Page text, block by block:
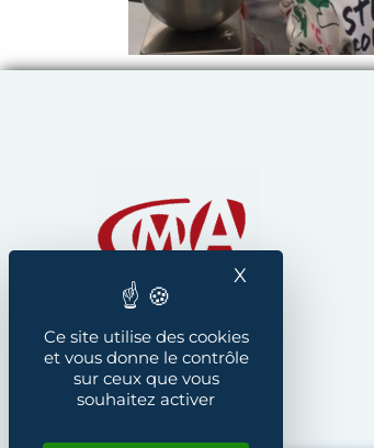
Ce site utilise des cookies
et vous donne le contrôle
sur ceux que vous
souhaitez activer
X Masquer le
Chambre de
Instagram